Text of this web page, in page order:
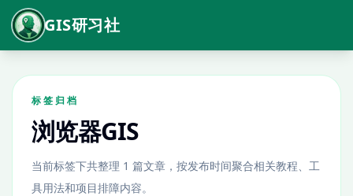
GIS研习社
标签归档
浏览器GIS
当前标签下共整理 1 篇文章，按发布时间聚合相关教程、工
具用法和项目排障内容。